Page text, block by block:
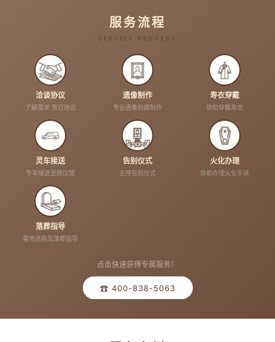
服务流程
SERVICE PROCESS
洽谈协议
了解需求 签订协议
遗像制作
专业遗像拍摄制作
寿衣穿戴
协助穿戴寿衣
灵车接送
专车接送至殡仪馆
告别仪式
主持告别仪式
火化办理
协助办理火化手续
落葬指导
墓地选购及落葬指导
点击快速获得专属服务！
☎ 400-838-5063